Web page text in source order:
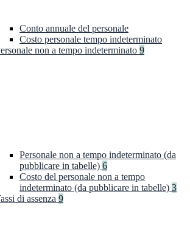
Conto annuale del personale
Costo personale tempo indeterminato
non a tempo indeterminato 9
Personale non a tempo indeterminato (da
pubblicare in tabelle) 6
Costo del personale non a tempo
indeterminato (da pubblicare in tabelle) 3
di assenza 9